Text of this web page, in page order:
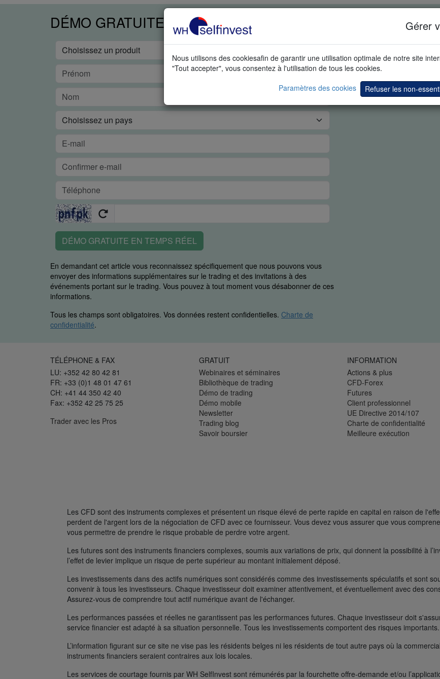
Gérer
Nous utilisons des cookiesafin de garantir une utilisation optimale de notre site
"Tout accepter", vous consentez à l'utilisation de tous les cookies.
Paramètres des cookies
Refuser les non-
DÉMO GRATUITE EN TEMPS RÉEL
DÉMO GRATUITE EN TEMPS RÉEL
En demandant cet article vous reconnaissez spécifiquement que nous pouvons vous
envoyer des informations supplémentaires sur le trading et des invitations à des
événements portant sur le trading. Vous pouvez à tout moment vous désabonner de ces
informations.
Tous les champs sont obligatoires. Vos données restent confidentielles. Charte de
confidentialité.
TÉLÉPHONE & FAX
LU: +352 42 80 42 81
FR: +33 (0)1 48 01 47 61
CH: +41 44 350 42 40
Fax: +352 42 25 75 25
Trader avec les Pros
GRATUIT
Webinaires et séminaires
Bibliothèque de trading
Démo de trading
Démo mobile
Newsletter
Trading blog
Savoir boursier
INFORMATION
Actions & plus
CFD-Forex
Futures
Client professionnel
UE Directive 2014/107
Charte de confidentialité
Meilleure exécution
Les CFD sont des instruments complexes et présentent un risque élevé de perte rapide en capital en raison de
perdent de l'argent lors de la négociation de CFD avec ce fournisseur. Vous devez vous assurer que vous
vous permettre de prendre le risque probable de perdre votre argent.
Les futures sont des instruments financiers complexes, soumis aux variations de prix, qui donnent la possibilité à
l’effet de levier implique un risque de perte supérieur au montant initialement déposé.
Les investissements dans des actifs numériques sont considérés comme des investissements spéculatifs et sont
convenir à tous les investisseurs. Chaque investisseur doit examiner attentivement, et éventuellement avec des
Assurez-vous de comprendre tout actif numérique avant de l'échanger.
Les performances passées et réelles ne garantissent pas les performances futures. Chaque investisseur doit
service financier est adapté à sa situation personnelle. Tous les investissements comportent des risques
L’information figurant sur ce site ne vise pas les résidents belges ni les résidents de tout autre pays où la
instruments financiers seraient contraires aux lois locales.
Les services de courtage fournis par WH SelfInvest sont rémunérés par la fourchette offre-demande et/ou